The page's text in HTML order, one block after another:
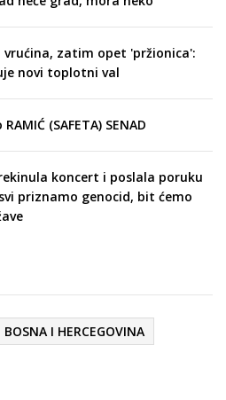
zatim opet 'pržionica':
novi toplotni val
(SAFETA) SENAD
koncert i poslala poruku
priznamo genocid, bit ćemo
BOSNA I HERCEGOVINA